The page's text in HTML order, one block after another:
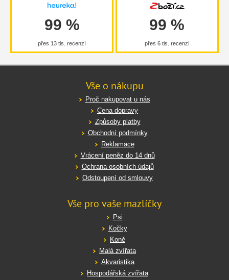
99 %
přes 13 tis. recenzí
99 %
přes 6 tis. recenzí
Vše o nákupu
Proč nakupovat u nás
Cena dopravy
Způsoby platby
Obchodní podmínky
Reklamace
Vrácení peněz do 14 dnů
Ochrana osobních údajů
Odstoupení od smlouvy
Vše pro vaše mazlíčky
Psi
Kočky
Koně
Malá zvířata
Akvaristika
Hospodářská zvířata